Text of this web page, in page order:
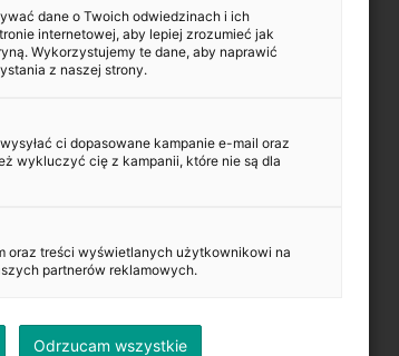
Kopiuj
dane o Twoich odwiedzinach i ich
internetowej, aby lepiej zrozumieć jak
Wykorzystujemy te dane, aby naprawić
z naszej strony.
ci dopasowane kampanie e-mail oraz
wykluczyć cię z kampanii, które nie są dla
oraz treści wyświetlanych użytkownikowi na
partnerów reklamowych.
Odrzucam wszystkie